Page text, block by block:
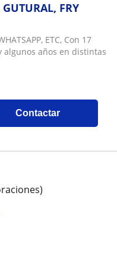
GUTURAL, FRY
ETC, Con 17
algunos años en distintas
Contactar